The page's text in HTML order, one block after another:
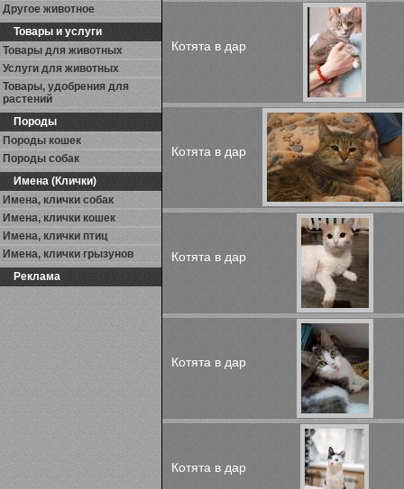
Котята в дар
Котята в дар
Котята в дар
Котята в дар
Котята в дар
Другое животное
Товары и услуги
Товары для животных
Услуги для животных
Товары, удобрения для
растений
Породы
Породы кошек
Породы собак
Имена (Клички)
Имена, клички собак
Имена, клички кошек
Имена, клички птиц
Имена, клички грызунов
Реклама